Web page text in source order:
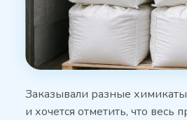
Заказывали разные
и хочется отметить, что весь